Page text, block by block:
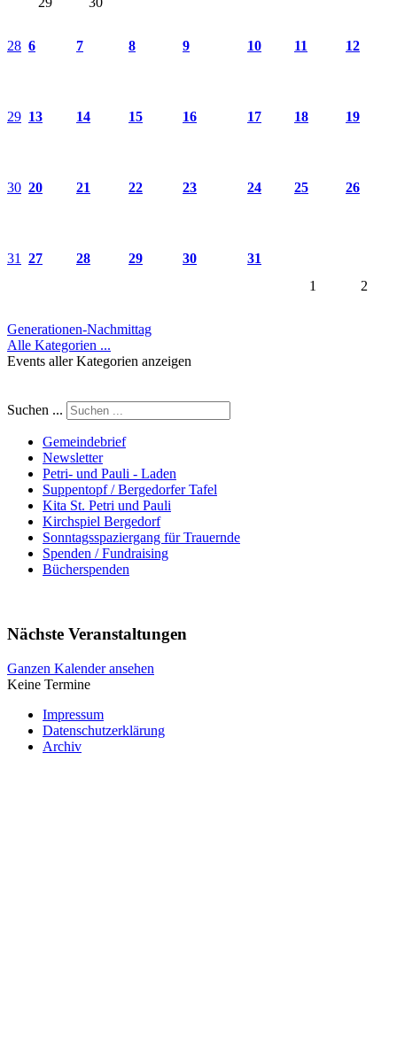
28 6 7 8 9 10 11 12
29 13 14 15 16 17 18 19
30 20 21 22 23 24 25 26
31 27 28 29 30
31
1
2
Generationen-Nachmittag
Alle Kategorien ...
Events aller Kategorien anzeigen
Suchen ...
Gemeindebrief
Newsletter
Petri- und Pauli - Laden
Suppentopf / Bergedorfer Tafel
Kita St. Petri und Pauli
Kirchspiel Bergedorf
Sonntagsspaziergang für Trauernde
Spenden / Fundraising
Bücherspenden
Nächste Veranstaltungen
Ganzen Kalender ansehen
Keine Termine
Impressum
Datenschutzerklärung
Archiv